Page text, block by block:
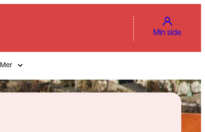
Min side
Mer